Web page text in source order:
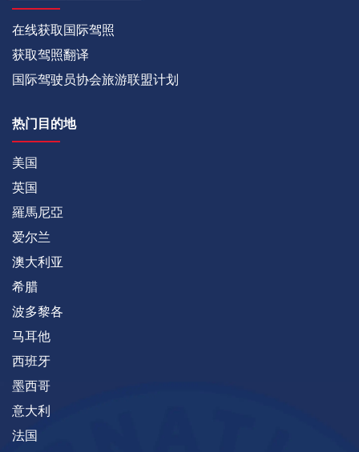
在线获取国际驾照
获取驾照翻译
国际驾驶员协会旅游联盟计划
热门目的地
美国
英国
羅馬尼亞
爱尔兰
澳大利亚
希腊
波多黎各
马耳他
西班牙
墨西哥
意大利
法国